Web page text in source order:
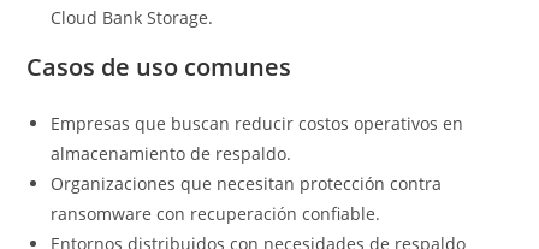
Cloud Bank Storage.
Casos de uso comunes
Empresas que buscan reducir costos operativos en
almacenamiento de respaldo.
Organizaciones que necesitan protección contra
ransomware con recuperación confiable.
Entornos distribuidos con necesidades de respaldo